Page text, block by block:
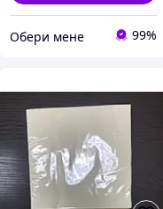
Обери мене 99%